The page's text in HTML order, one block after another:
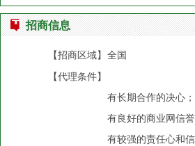
招商信息
【招商区域】 全国
【代理条件】
有长期合作的决心；
有良好的商业网信誉
有较强的责任心和信